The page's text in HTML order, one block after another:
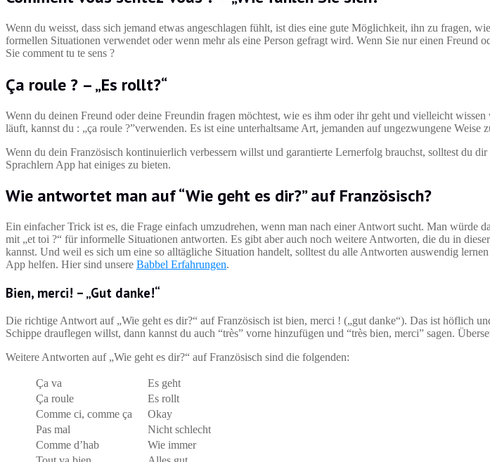
Wenn du weisst, dass sich jemand etwas angeschlagen fühlt, ist dies eine gute Möglichkeit, ihn zu fragen,
formellen Situationen verwendet oder wenn mehr als eine Person gefragt wird. Wenn Sie nur einen Freund
Sie comment tu te sens ?
Ça roule ? – „Es rollt?“
Wenn du deinen Freund oder deine Freundin fragen möchtest, wie es ihm oder ihr geht und vielleicht
läuft, kannst du : „ça roule ?”verwenden. Es ist eine unterhaltsame Art, jemanden auf ungezwungene Weise
Wenn du dein Französisch kontinuierlich verbessern willst und garantierte Lernerfolg brauchst, solltest du dir
Sprachlern App hat einiges zu bieten.
Wie antwortet man auf “Wie geht es dir?” auf Französisch?
Ein einfacher Trick ist es, die Frage einfach umzudrehen, wenn man nach einer Antwort sucht. Man würde
mit „et toi ?“ für informelle Situationen antworten. Es gibt aber auch noch weitere Antworten, die du in
kannst. Und weil es sich um eine so alltägliche Situation handelt, solltest du alle Antworten auswendig
App helfen. Hier sind unsere Babbel Erfahrungen.
Bien, merci! – „Gut danke!“
Die richtige Antwort auf „Wie geht es dir?“ auf Französisch ist bien, merci ! („gut danke“). Das ist höflich
Schippe drauflegen willst, dann kannst du auch “très” vorne hinzufügen und “très bien, merci” sagen.
Weitere Antworten auf „Wie geht es dir?“ auf Französisch sind die folgenden:
Ça va
Es geht
Ça roule
Es rollt
Comme ci, comme ça
Okay
Pas mal
Nicht schlecht
Comme d’hab
Wie immer